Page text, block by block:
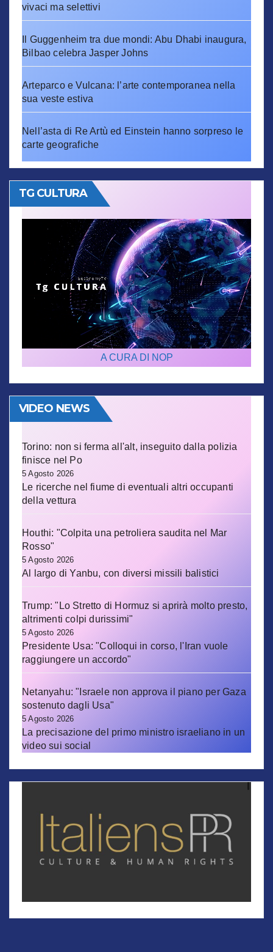
vivaci ma selettivi
Il Guggenheim tra due mondi: Abu Dhabi inaugura,
Bilbao celebra Jasper Johns
Arteparco e Vulcana: l’arte contemporanea nella
sua veste estiva
Nell’asta di Re Artù ed Einstein hanno sorpreso le
carte geografiche
TG CULTURA
A CURA DI NOP
VIDEO NEWS
Torino: non si ferma all'alt, inseguito dalla polizia
finisce nel Po
5 Agosto 2026
Le ricerche nel fiume di eventuali altri occupanti
della vettura
Houthi: "Colpita una petroliera saudita nel Mar
Rosso"
5 Agosto 2026
Al largo di Yanbu, con diversi missili balistici
Trump: "Lo Stretto di Hormuz si aprirà molto presto,
altrimenti colpi durissimi"
5 Agosto 2026
Presidente Usa: "Colloqui in corso, l'Iran vuole
raggiungere un accordo"
Netanyahu: "Israele non approva il piano per Gaza
sostenuto dagli Usa"
5 Agosto 2026
La precisazione del primo ministro israeliano in un
video sui social